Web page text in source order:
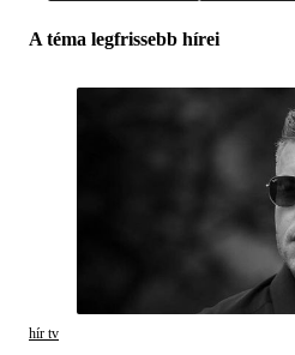
A téma legfrissebb hírei
hír tv